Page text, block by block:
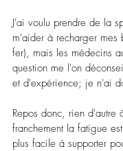
J'ai voulu prendre de la
m'aider à recharger mes
fer), mais les médecins
question me l'on
et d'expérience; je n'ai
Repos donc, rien d'autre
franchement la fatigue
plus facile à supporter